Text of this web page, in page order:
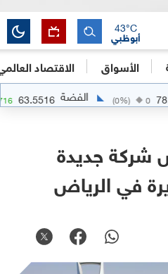
الأسواق الاقتصاد
أبوظبي
43°C
( 0%) الفضة 63.5516
+ 2.0716
شركة جديدة
في الرياض